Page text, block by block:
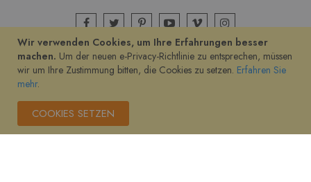
Wir verwenden Cookies, um Ihre Erfahrungen besser
machen. Um der neuen e-Privacy-Richtlinie zu entsprechen, müssen
wir um Ihre Zustimmung bitten, die Cookies zu setzen. Erfahren Sie
mehr.
COOKIES SETZEN
Copyright © stoffgrosshandel24.de